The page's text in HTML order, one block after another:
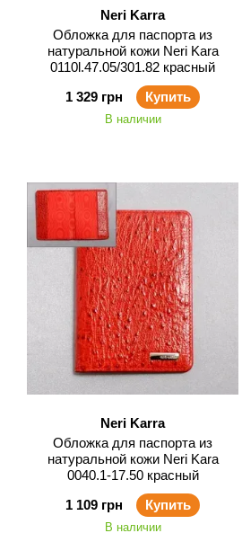
Neri Karra
Обложка для паспорта из
натуральной кожи Neri Kara
0110l.47.05/301.82 красный
1 329 грн
Купить
В наличии
Neri Karra
Обложка для паспорта из
натуральной кожи Neri Kara
0040.1-17.50 красный
1 109 грн
Купить
В наличии